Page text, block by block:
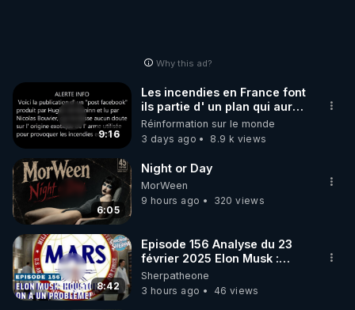
Why this ad?
9:16
Les incendies en France font
ils partie d' un plan qui aurait
débuté le 11 septembre 2001
?
Réinformation sur le monde
3 days ago
8.9 k views
6:05
Night or Day
MorWeen
9 hours ago
320 views
8:42
Episode 156 Analyse du 23
février 2025 Elon Musk :
Houston , on a un problème !
Sherpatheone
3 hours ago
46 views